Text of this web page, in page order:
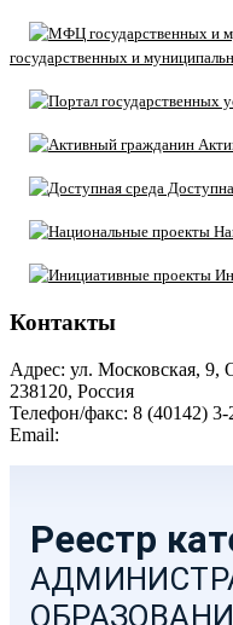
государственных и
Контакты
Адрес: ул. Московская, 9,
238120, Россия
Телефон/факс: 8 (40142) 3-
Email: